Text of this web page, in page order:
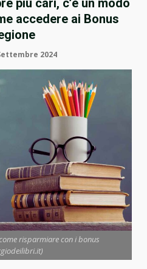
più cari, c’è un modo
accedere ai Bonus
2024
risparmiare con i bonus